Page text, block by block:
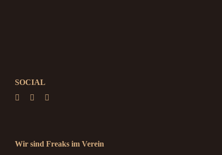
SOCIAL
Wir sind Freaks im Verein